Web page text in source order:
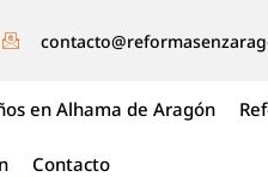
en Alhama de Aragón
Contacto